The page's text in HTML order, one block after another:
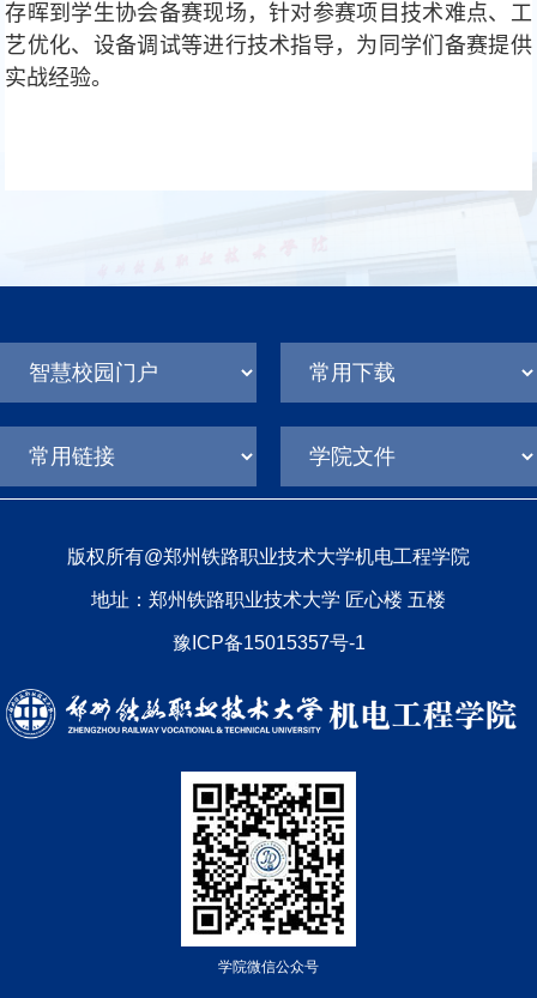
存晖到 学生协会备赛现场，针对参赛项目技术难点、工
艺优化、设备调试等进行技术指导，为同学们备赛提供
实战经验。
版权所有@郑州铁路职业技术大学机电工程学院
地址：郑州铁路职业技术大学 匠心楼 五楼
豫ICP备15015357号-1
学院微信公众号